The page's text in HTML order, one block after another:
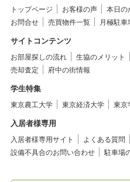
トップページ お客様の声 本日の
お問合せ
売買物件一覧 月極駐車
サイトコンテンツ
お部屋探しの流れ 生協のメリット
売却査定
府中の街情報
学生特集
東京農工大学 東京経済大学 東京
入居者様専用
入居者様専用サイト よくある質問
設備不具合のお問い合わせ
駐車場